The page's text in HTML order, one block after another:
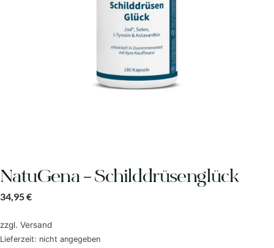
NatuGena – Schilddrüsenglück
34,95€
zzgl. Versand
Lieferzeit: nicht angegeben